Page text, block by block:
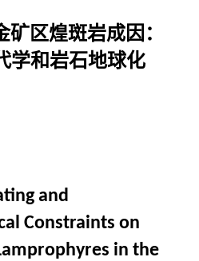
矿区煌斑岩成因：
学和岩石地球化
and
Constraints on
in the